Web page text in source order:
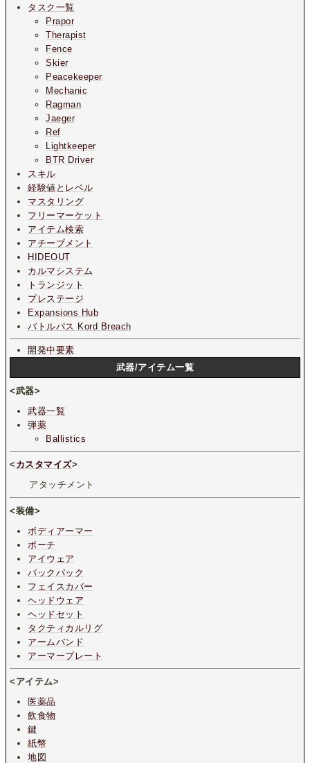
タスク一覧
Prapor
Therapist
Fence
Skier
Peacekeeper
Mechanic
Ragman
Jaeger
Ref
Lightkeeper
BTR Driver
スキル
経験値とレベル
マスタリング
フリーマーケット
アイテム検索
アチーブメント
HIDEOUT
カルマシステム
トランジット
プレステージ
Expansions Hub
バトルパス Kord Breach
開発中要素
武器/アイテム一覧
<武器>
武器一覧
弾薬
Ballistics
< カスタマイズ>
アタッチメント
<装備>
ボディアーマー
ポーチ
アイウェア
バックパック
フェイスカバー
ヘッドウェア
ヘッドセット
タクティカルリグ
アームバンド
アーマープレート
<アイテム>
医薬品
飲食物
鍵
紙幣
地図